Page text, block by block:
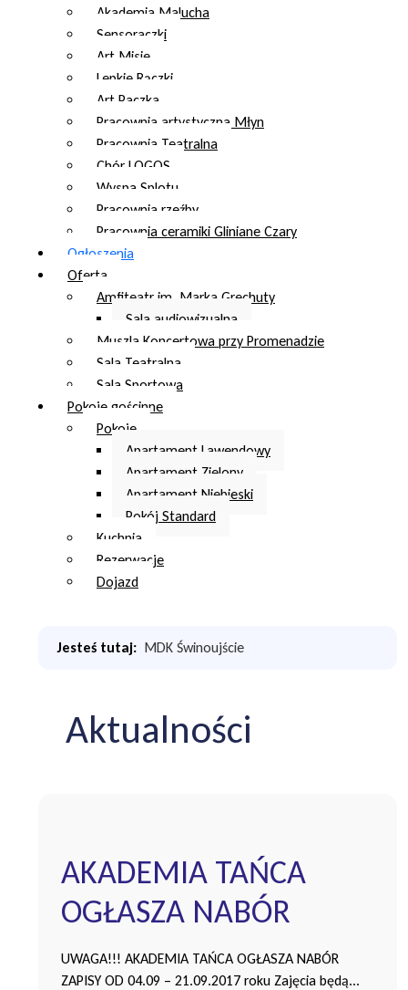
Akademia Malucha
Sensoraczki
Art Misie
Lepkie Rączki
Art Paczka
Pracownia artystyczna Młyn
Pracownia Teatralna
Chór LOGOS
Wyspa Splotu
Pracownia rzeźby
Pracownia ceramiki Gliniane Czary
Ogłoszenia
Oferta
Amfiteatr im. Marka Grechuty
Sala audiowizualna
Muszla Koncertowa przy Promenadzie
Sala Teatralna
Sala Sportowa
Pokoje gościnne
Pokoje
Apartament Lawendowy
Apartament Zielony
Apartament Niebieski
Pokój Standard
Kuchnia
Rezerwacje
Dojazd
Jesteś tutaj: MDK Świnoujście
Aktualności
AKADEMIA TAŃCA
OGŁASZA NABÓR
UWAGA!!! AKADEMIA TAŃCA OGŁASZA NABÓR
ZAPISY OD 04.09 – 21.09.2017 roku Zajęcia będą...